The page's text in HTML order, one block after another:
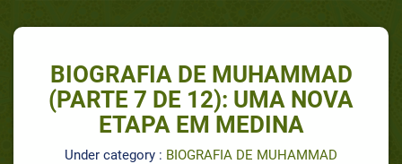
BIOGRAFIA DE MUHAMMAD
(PARTE 7 DE 12): UMA NOVA
ETAPA EM MEDINA
Under category : BIOGRAFIA DE MUHAMMAD